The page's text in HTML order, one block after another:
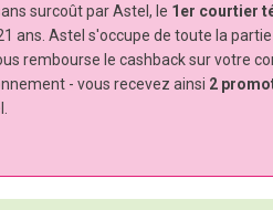
surcoût par Astel, le 1er courtier
ans. Astel s'occupe de toute la
rembourse le cashback sur votre
- vous recevez ainsi 2